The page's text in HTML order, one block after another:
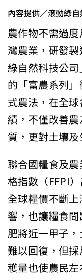
內容提供／滾動綠
農作物不需過
灣農業，研發
綠自然科技公
的「富農系列
式農法，在全
績，不僅改善
質，更對土壤
聯合國糧食及
格指數（FFPI
全球糧價不斷
響，也讓糧食
肥將近一甲子
難以回復，但
穫量也使農民